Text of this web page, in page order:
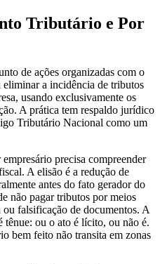
Tributário e Por
de ações organizadas com o
a incidência de tributos
usando exclusivamente os
A prática tem respaldo jurídico
Tributário Nacional como um
precisa compreender
A elisão é a redução de
antes do fato gerador do
não pagar tributos por meios
falsificação de documentos. A
tênue: ou o ato é lícito, ou não é.
bem feito não transita em zonas